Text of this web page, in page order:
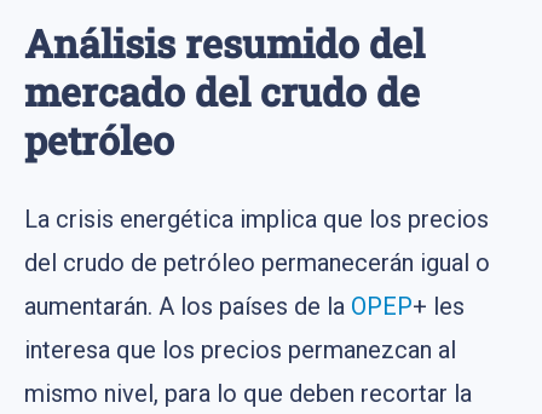
Análisis resumido del
mercado del crudo de
petróleo
La crisis energética implica que los precios
del crudo de petróleo permanecerán igual o
aumentarán. A los países de la OPEP+ les
interesa que los precios permanezcan al
mismo nivel, para lo que deben recortar la